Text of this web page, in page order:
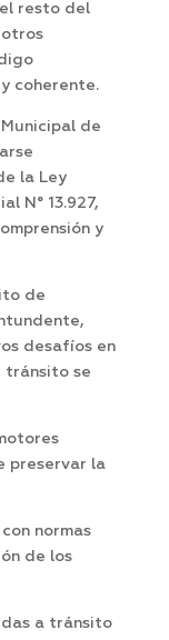
resto del
coherente.
de
la Ley
N° 13.927,
y
de
desafíos en
tránsito se
preservar la
normas
de los
a tránsito